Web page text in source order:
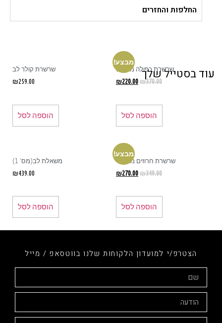
החלפות והחזרים
עוד בסטייל שלך
מבצע!
שרשרת כפולה משולש
₪370.00
₪220.00
הוספה לסל
שרשרת קולר לב
₪259.00
הוספה לסל
מבצע!
שרשרת חרוזים מגן דוד
₪349.00
₪270.00
הוספה לסל
משאלת לב(מס' 1)
₪439.00
הוספה לסל
הצטרפ/י למועדון הלקוחות שלנו בווטסאפ / מייל